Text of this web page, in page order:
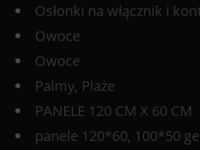
Osłonki na włącznik i
Owoce
Owoce
Palmy, Plaże
PANELE 120 CM X 60 CM
panele 120*60, 100*50